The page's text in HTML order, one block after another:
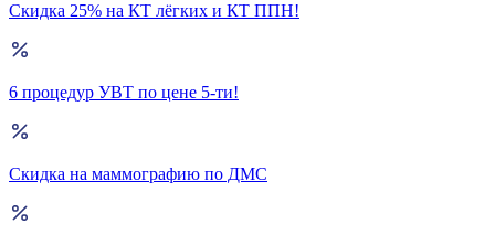
Скидка 25% на КТ лёгких и КТ ППН!
6 процедур УВТ по цене 5-ти!
Скидка на маммографию по ДМС